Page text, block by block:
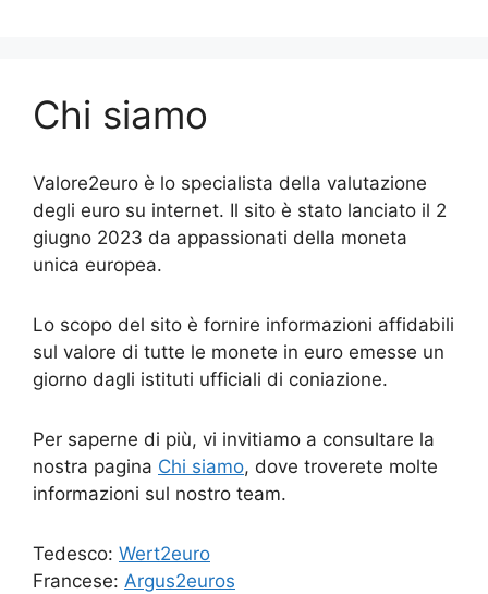
Chi siamo
Valore2euro è lo specialista della valutazione
degli euro su internet. Il sito è stato lanciato il 2
giugno 2023 da appassionati della moneta
unica europea.
Lo scopo del sito è fornire informazioni affidabili
sul valore di tutte le monete in euro emesse un
giorno dagli istituti ufficiali di coniazione.
Per saperne di più, vi invitiamo a consultare la
nostra pagina Chi siamo, dove troverete molte
informazioni sul nostro team.
Tedesco: Wert2euro
Francese: Argus2euros